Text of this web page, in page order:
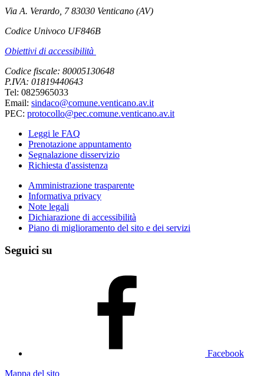
Via A. Verardo, 7 83030 Venticano (AV)
Codice Univoco UF846B
Obiettivi di accessibilità
Codice fiscale: 80005130648
P.IVA: 01819440643
Tel: 0825965033
Email: sindaco@comune.venticano.av.it
PEC: protocollo@pec.comune.venticano.av.it
Leggi le FAQ
Prenotazione appuntamento
Segnalazione disservizio
Richiesta d'assistenza
Amministrazione trasparente
Informativa privacy
Note legali
Dichiarazione di accessibilità
Piano di miglioramento del sito e dei servizi
Seguici su
Facebook
Mappa del sito